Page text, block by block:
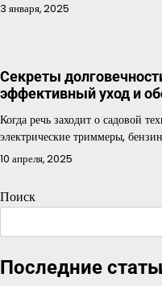
3 января, 2025
Секреты
эффективный уход и
Когда речь заходит о садовой
электрические триммеры,
10 апреля, 2025
Поиск
Последние